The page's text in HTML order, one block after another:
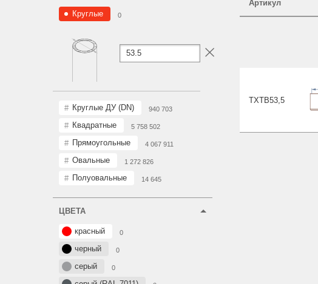
Круглые 0
Круглые ДУ (DN) 940 703
Квадратные 5 758 502
Прямоугольные 4 067 911
Овальные 1 272 826
Полуовальные 14 645
ЦВЕТА
красный 0
черный 0
серый 0
Артикул
TXTB53,5